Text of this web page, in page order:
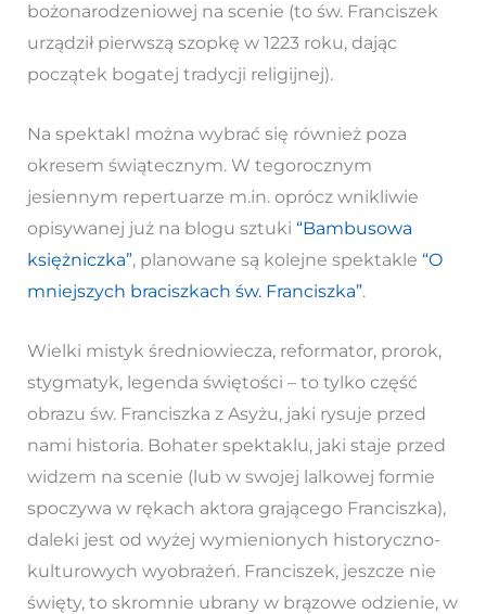
bożonarodzeniowej na scenie (to św. Franciszek
urządził pierwszą szopkę w 1223 roku, dając
początek bogatej tradycji religijnej).
Na spektakl można wybrać się również poza
okresem świątecznym. W tegorocznym
jesiennym repertuarze m.in. oprócz wnikliwie
opisywanej już na blogu sztuki “Bambusowa
księżniczka”, planowane są kolejne spektakle “O
mniejszych braciszkach św. Franciszka”.
Wielki mistyk średniowiecza, reformator, prorok,
stygmatyk, legenda świętości – to tylko część
obrazu św. Franciszka z Asyżu, jaki rysuje przed
nami historia. Bohater spektaklu, jaki staje przed
widzem na scenie (lub w swojej lalkowej formie
spoczywa w rękach aktora grającego Franciszka),
daleki jest od wyżej wymienionych historyczno-
kulturowych wyobrażeń. Franciszek, jeszcze nie
święty, to skromnie ubrany w brązowe odzienie, w